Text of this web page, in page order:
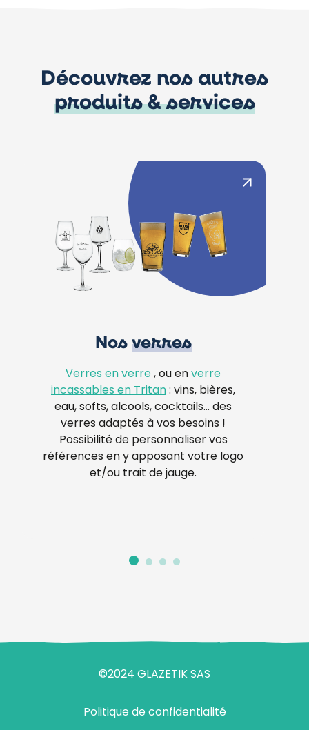
Découvrez nos autres
produits & services
Nos verres
Verres en verre , ou en verre
incassables en Tritan : vins, bières,
eau, softs, alcools, cocktails… des
verres adaptés à vos besoins !
Possibilité de personnaliser vos
références en y apposant votre logo
et/ou trait de jauge.
©2024 GLAZETIK SAS
Politique de confidentialité